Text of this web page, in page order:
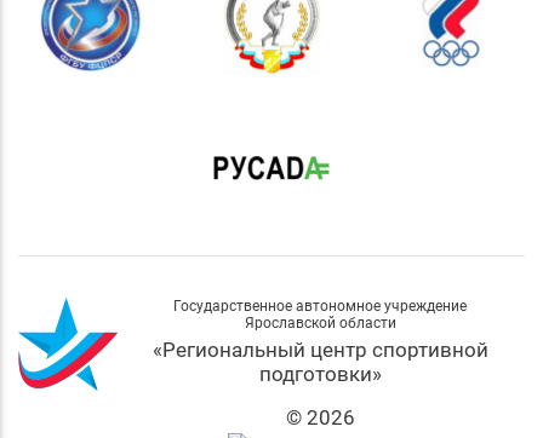
Государственное автономное учреждение
Ярославской области
«Региональный центр спортивной
подготовки»
© 2026